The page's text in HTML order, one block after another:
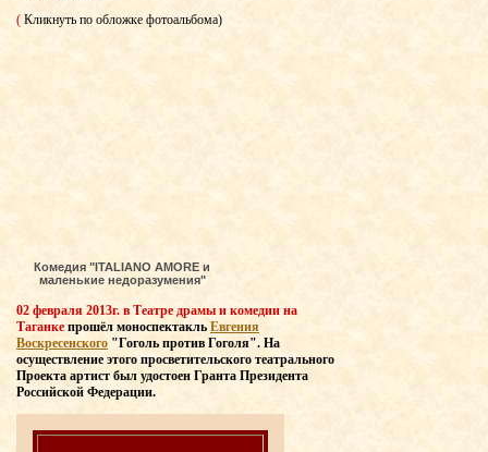
( Кликнуть по обложке фотоальбома)
Комедия "ITALIANO AMORE и
маленькие недоразумения"
02 февраля 2013г. в Театре драмы и комедии на
Таганке прошёл моноспектакль Евгения
Воскресенского "Гоголь против Гоголя". На
осуществление этого просветительского театрального
Проекта артист был удостоен Гранта Президента
Российской Федерации.